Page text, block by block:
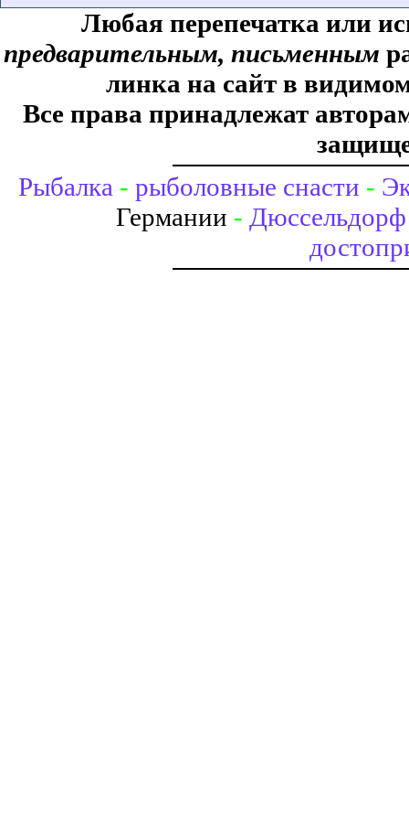
Любая перепечатка или
предварительным, письменным
линка на сайт в
Все права принадлежат
Рыбалка - рыболовные снасти -
Германии - Дюссельдорф